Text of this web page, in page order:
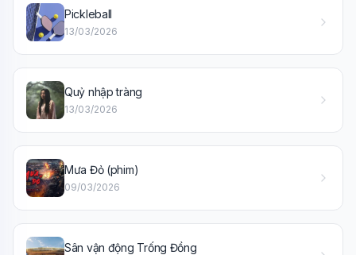
Pickleball
13/03/2026
Quỷ nhập tràng
13/03/2026
Mưa Đỏ (phim)
09/03/2026
Sân vận động Trống Đồng
về các bài viết trên Wiki!
📚 Lịch sử Việt Nam